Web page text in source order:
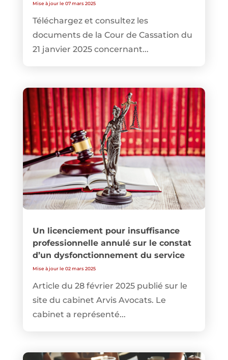
Mise à jour le 07 mars 2025
Téléchargez et consultez les
documents de la Cour de Cassation du
21 janvier 2025 concernant...
Un licenciement pour insuffisance
professionnelle annulé sur le constat
d’un dysfonctionnement du service
Mise à jour le 02 mars 2025
Article du 28 février 2025 publié sur le
site du cabinet Arvis Avocats. Le
cabinet a représenté...